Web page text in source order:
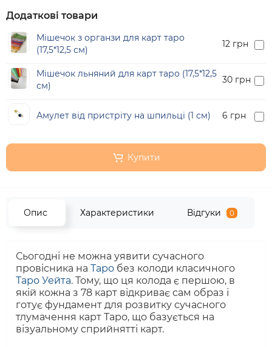
Додаткові товари
Мішечок з органзи для карт таро
(17,5*12,5 см)
12 грн
Мішечок льняний для карт таро (17,5*12,5
см)
30 грн
Амулет від пристріту на шпильці (1 см) 6 грн
Купити
Опис Характеристики Відгуки 0
Сьогодні не можна уявити сучасного
провісника на Таро без колоди класичного
Таро Уейта. Тому, що ця колода є першою, в
якій кожна з 78 карт відкриває сам образ і
готує фундамент для розвитку сучасного
тлумачення карт Таро, що базується на
візуальному сприйнятті карт.